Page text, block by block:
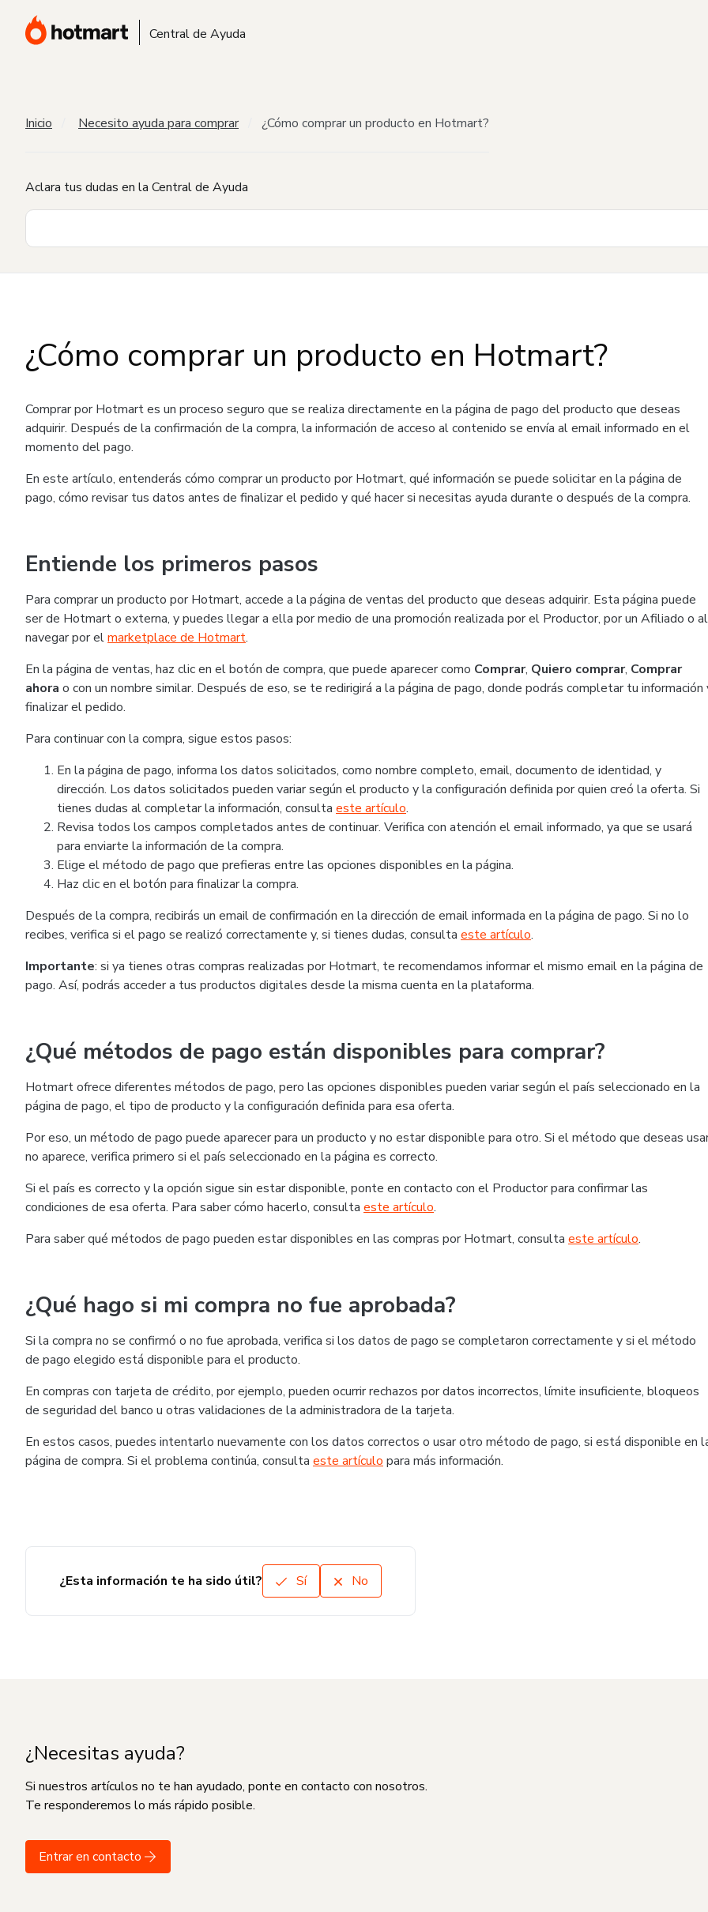
Central de Ayuda
Inicio Necesito ayuda para comprar ¿Cómo comprar un producto en Hotmart?
Aclara tus dudas en la Central de Ayuda
¿Cómo comprar un producto en Hotmart?
Comprar por Hotmart es un proceso seguro que se realiza directamente en la página de pago del producto que deseas
adquirir. Después de la confirmación de la compra, la información de acceso al contenido se envía al email informado en el
momento del pago.
En este artículo, entenderás cómo comprar un producto por Hotmart, qué información se puede solicitar en la página de
pago, cómo revisar tus datos antes de finalizar el pedido y qué hacer si necesitas ayuda durante o después de la compra.
Entiende los primeros pasos
Para comprar un producto por Hotmart, accede a la página de ventas del producto que deseas adquirir. Esta página puede
ser de Hotmart o externa, y puedes llegar a ella por medio de una promoción realizada por el Productor, por un Afiliado o al
navegar por elmarketplace de Hotmart.
En la página de ventas, haz clic en el botón de compra, que puede aparecer como Comprar, Quiero comprar, Comprar
ahora o con un nombre similar. Después de eso, se te redirigirá a la página de pago, donde podrás completar tu información
finalizar el pedido.
Para continuar con la compra, sigue estos pasos:
En la página de pago, informa los datos solicitados, como nombre completo, email, documento de identidad, y
dirección. Los datos solicitados pueden variar según el producto y la configuración definida por quien creó la oferta. Si
tienes dudas al completar la información, consulta este artículo.
Revisa todos los campos completados antes de continuar. Verifica con atención el email informado, ya que se usará
para enviarte la información de la compra.
Elige el método de pago que prefieras entre las opciones disponibles en la página.
Haz clic en el botón para finalizar la compra.
Después de la compra, recibirás un email de confirmación en la dirección de email informada en la página de pago. Si no lo
recibes, verifica si el pago se realizó correctamente y, si tienes dudas, consulta este artículo.
Importante: si ya tienes otras compras realizadas por Hotmart, te recomendamos informar el mismo email en la página de
pago. Así, podrás acceder a tus productos digitales desde la misma cuenta en la plataforma.
¿Qué métodos de pago están disponibles para comprar?
Hotmart ofrece diferentes métodos de pago, pero las opciones disponibles pueden variar según el país seleccionado en la
página de pago, el tipo de producto y la configuración definida para esa oferta.
Por eso, un método de pago puede aparecer para un producto y no estar disponible para otro. Si el método que deseas
no aparece, verifica primero si el país seleccionado en la página es correcto.
Si el país es correcto y la opción sigue sin estar disponible, ponte en contacto con el Productor para confirmar las
condiciones de esa oferta. Para saber cómo hacerlo, consulta este artículo.
Para saber qué métodos de pago pueden estar disponibles en las compras por Hotmart, consulta este artículo.
¿Qué hago si mi compra no fue aprobada?
Si la compra no se confirmó o no fue aprobada, verifica si los datos de pago se completaron correctamente y si el método
de pago elegido está disponible para el producto.
En compras con tarjeta de crédito, por ejemplo, pueden ocurrir rechazos por datos incorrectos, límite insuficiente, bloqueos
de seguridad del banco u otras validaciones de la administradora de la tarjeta.
En estos casos, puedes intentarlo nuevamente con los datos correctos o usar otro método de pago, si está disponible en
página de compra. Si el problema continúa, consulta este artículo para más información.
¿Esta información te ha sido útil? Sí No
¿Necesitas ayuda?
Si nuestros artículos no te han ayudado, ponte en contacto con nosotros.
Te responderemos lo más rápido posible.
Entrar en contacto